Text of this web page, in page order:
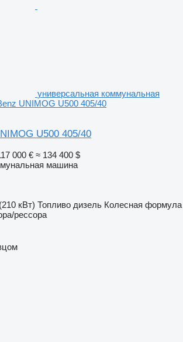
универсальная коммунальная
UNIMOG U500 405/40
U500 405/40
000 € ≈ 134 400 $
машина
кВт) Топливо дизель Колесная формула
рессора